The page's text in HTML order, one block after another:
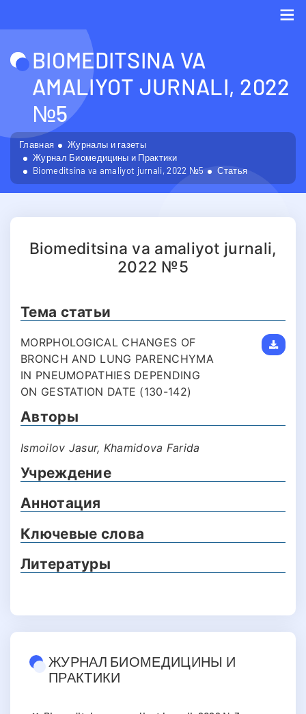
BIOMEDITSINA VA
AMALIYOT JURNALI, 2022
№5
Главная
Журналы и газеты
Журнал Биомедицины и Практики
Biomeditsina va amaliyot jurnali, 2022 №5
Статья
Biomeditsina va amaliyot jurnali,
2022 №5
Тема статьи
MORPHOLOGICAL CHANGES OF
BRONCH AND LUNG PARENCHYMA
IN PNEUMOPATHIES DEPENDING
ON GESTATION DATE (130-142)
Авторы
Ismoilov Jasur, Khamidova Farida
Учреждение
Аннотация
Ключевые слова
Литературы
ЖУРНАЛ БИОМЕДИЦИНЫ И
ПРАКТИКИ